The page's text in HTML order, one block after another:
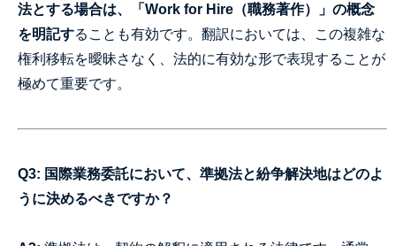
法とする場合は、
「Work for Hire（職務著作）」の概念
を明記することも有効です。翻訳においては、この複雑な
権利移転を曖昧さなく、法的に有効な形で表現することが
極めて重要です。
Q3: 国際業務委託において、準拠法と紛争解決地はどのよ
うに決めるべきですか？